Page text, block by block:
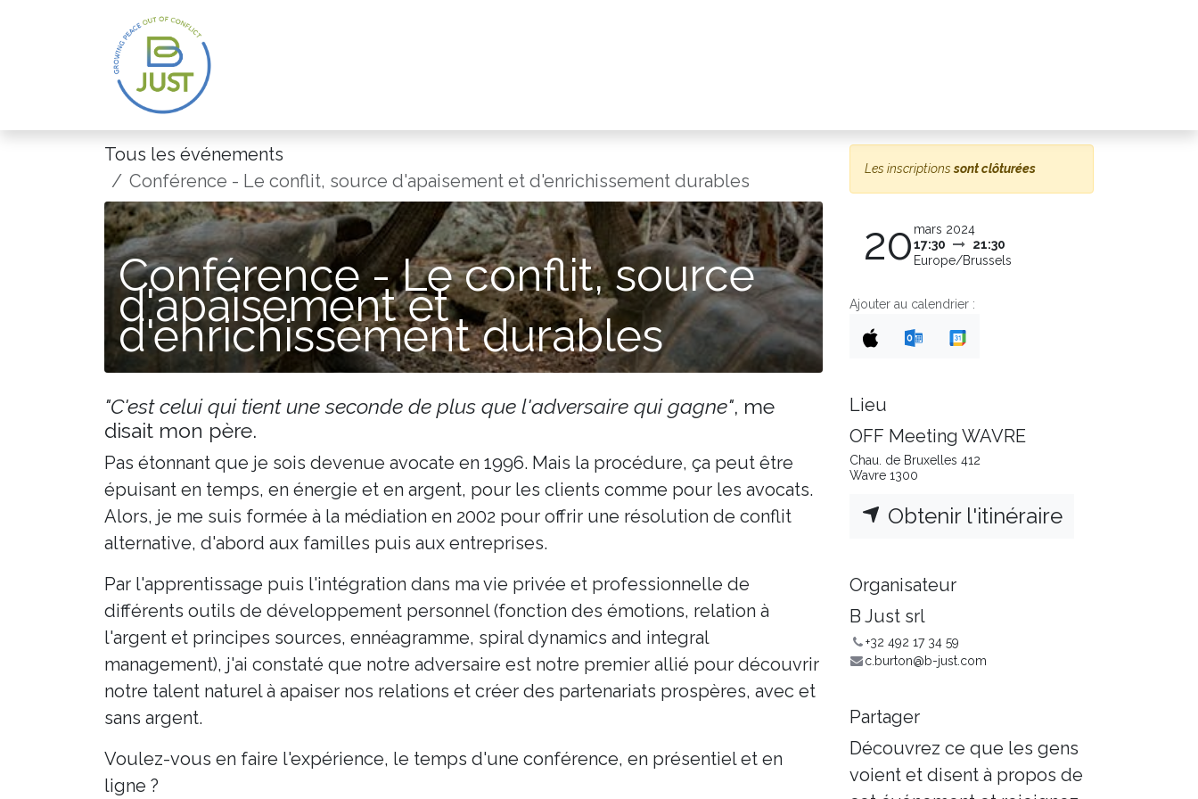
Se rendre au contenu
Tous les événements
Conférence - Le conflit, source d'apaisement et d'enrichissement durables
Conférence - Le conflit, source
d'apaisement et
d'enrichissement durables
"C'est celui qui tient une seconde de plus que l'adversaire qui gagne", me
disait mon père.
Pas étonnant que je sois devenue avocate en 1996. Mais la procédure, ça peut être
épuisant en temps, en énergie et en argent, pour les clients comme pour les avocats.
Alors, je me suis formée à la médiation en 2002 pour offrir une résolution de conflit
alternative, d'abord aux familles puis aux entreprises.
Par l'apprentissage puis l'intégration dans ma vie privée et professionnelle de
différents outils de développement personnel (fonction des émotions, relation à
l'argent et principes sources, ennéagramme, spiral dynamics and integral
management), j'ai constaté que notre adversaire est notre premier allié pour découvrir
notre talent naturel à apaiser nos relations et créer des partenariats prospères, avec et
sans argent.
Voulez-vous en faire l'expérience, le temps d'une conférence, en présentiel et en
ligne ?
Les inscriptionssont clôturées
20 mars 2024
17:30
21:30
Europe/Brussels
Ajouter au calendrier :
Lieu
OFF Meeting WAVRE
Chau. de Bruxelles 412
Wavre 1300
Obtenir l'itinéraire
Organisateur
B Just srl
+32 492 17 34 59
c.burton@b-just.com
Partager
Découvrez ce que les gens
voient et disent à propos de